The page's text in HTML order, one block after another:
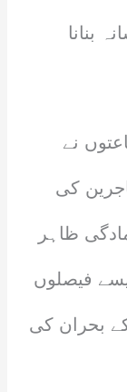
بنانا
نے
کی
ظاہر
فیصلوں
بحران کی